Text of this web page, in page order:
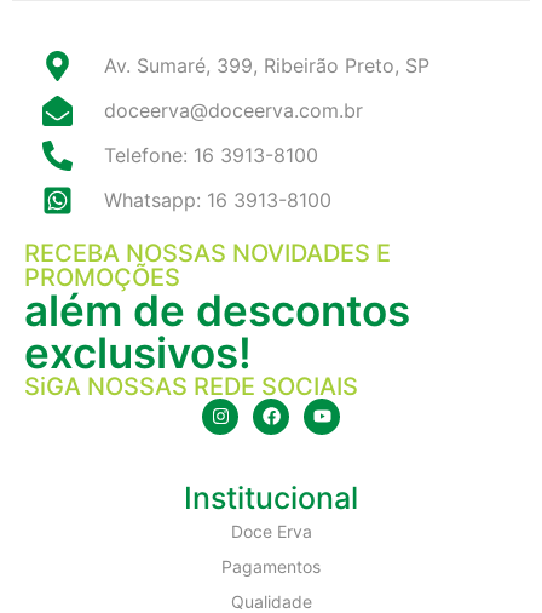
Av. Sumaré, 399, Ribeirão Preto, SP
doceerva@doceerva.com.br
Telefone: 16 3913-8100
Whatsapp: 16 3913-8100
RECEBA NOSSAS NOVIDADES E
PROMOÇÕES
além de descontos
exclusivos!
SiGA NOSSAS REDE SOCIAIS
Institucional
Doce Erva
Pagamentos
Qualidade